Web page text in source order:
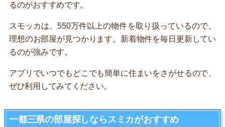
るのがおすすめです。
スモッカは、550万件以上の物件を取り扱っているので、
理想のお部屋が見つかります。新着物件を毎日更新してい
るのが強みです。
アプリでいつでもどこでも簡単に住まいをさがせるので、
ぜひ利用してみてください。
一都三県の部屋探しならスミカがおすすめ